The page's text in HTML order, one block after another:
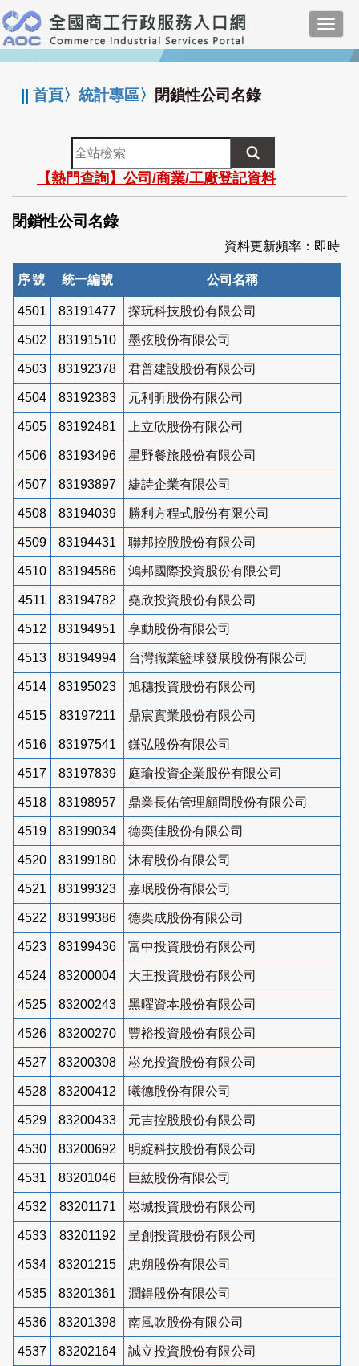
跳
到
主
要
:::
||首頁〉統計專區〉 閉鎖性公司名錄
全
站
檢
索
【熱門查詢】公司/商業/工廠登記資料
閉鎖性公司名錄
資料更新頻率：即時
序號 統一編號 公司名稱
4501 83191477 探玩科技股份有限公司
4502 83191510 墨弦股份有限公司
4503 83192378 君普建設股份有限公司
4504 83192383 元利昕股份有限公司
4505 83192481 上立欣股份有限公司
4506 83193496 星野餐旅股份有限公司
4507 83193897 緁詩企業有限公司
4508 83194039 勝利方程式股份有限公司
4509 83194431 聯邦控股股份有限公司
4510 83194586 鴻邦國際投資股份有限公司
4511 83194782 堯欣投資股份有限公司
4512 83194951 享動股份有限公司
4513 83194994 台灣職業籃球發展股份有限公司
4514 83195023 旭穗投資股份有限公司
4515 83197211 鼎宸實業股份有限公司
4516 83197541 鎌弘股份有限公司
4517 83197839 庭瑜投資企業股份有限公司
4518 83198957 鼎業長佑管理顧問股份有限公司
4519 83199034 德奕佳股份有限公司
4520 83199180 沐宥股份有限公司
4521 83199323 嘉珉股份有限公司
4522 83199386 德奕成股份有限公司
4523 83199436 富中投資股份有限公司
4524 83200004 大王投資股份有限公司
4525 83200243 黑曜資本股份有限公司
4526 83200270 豐裕投資股份有限公司
4527 83200308 崧允投資股份有限公司
4528 83200412 曦德股份有限公司
4529 83200433 元吉控股股份有限公司
4530 83200692 明綻科技股份有限公司
4531 83201046 巨紘股份有限公司
4532 83201171 崧城投資股份有限公司
4533 83201192 呈創投資股份有限公司
4534 83201215 忠朔股份有限公司
4535 83201361 潤鍀股份有限公司
4536 83201398 南風吹股份有限公司
4537 83202164 誠立投資股份有限公司